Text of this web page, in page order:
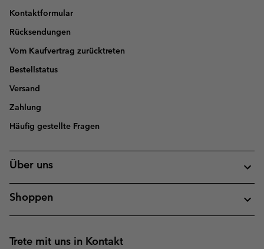
Kontaktformular
Rücksendungen
Vom Kaufvertrag zurücktreten
Bestellstatus
Versand
Zahlung
Häufig gestellte Fragen
Über uns
Shoppen
Trete mit uns in Kontakt